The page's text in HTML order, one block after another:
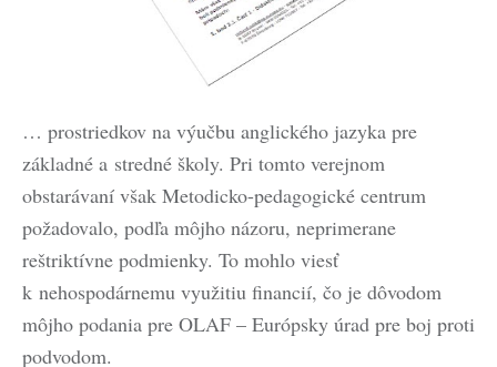
… prostriedkov na výučbu anglického jazyka pre
základné a stredné školy. Pri tomto verejnom
obstarávaní však Metodicko-pedagogické centrum
požadovalo, podľa môjho názoru, neprimerane
reštriktívne podmienky. To mohlo viesť
k nehospodárnemu využitiu financií, čo je dôvodom
môjho podania pre OLAF – Európsky úrad pre boj proti
podvodom.